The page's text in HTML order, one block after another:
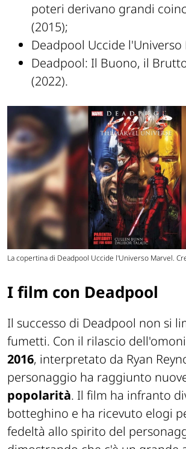
poteri derivano grandi
(2015);
Deadpool Uccide l'Universo
Deadpool: Il Buono, il
(2022).
La copertina di Deadpool Uccide l'Universo Marvel.
I film con Deadpool
Il successo di Deadpool non si
fumetti. Con il rilascio
2016, interpretato da Ryan
personaggio ha raggiunto
popolarità. Il film ha infranto
botteghino e ha ricevuto elogi
fedeltà allo spirito del